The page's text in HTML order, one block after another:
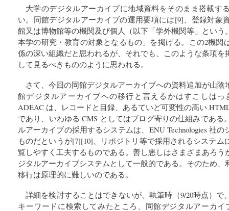
大学のデジタルアーカイブに地域資料をそのまま搭載す
い。同館デジタルアーカイブの運用要項には[9]、登録対象
館又は博物館等の機関及び個人（以下「学外機関等」という
本学の研究・教育の対象となるもの」を掲げる。この2機関
係の深い組織だと思われるが、それでも、このような条項を
して見るべきもののように思われる。
さて、今回の同館デジタルアーカイブへの資料追加が山
館デジタルアーカイブへの移行と言えるかはすこしは
ADEAC は、レコードと目録、あるていど可変性の高い
であり、いわゆる CMS としてはブログ寄りの仕組みである
ルアーカイブの採用するシステムは、ENU Technologies 社
ものだというが[7][10]、リポジトリ等で採用されるシステム
覧しやすく工夫するものである。善し悪しはさまざまあろ
ジタルアーカイブシステムとして一般的である。そのため
移行は原理的に難しいのである。
詳細を検討することはできないが、執筆時（9/20時点）で
キーワードに検索してみたところ、同館デジタルアーカイ